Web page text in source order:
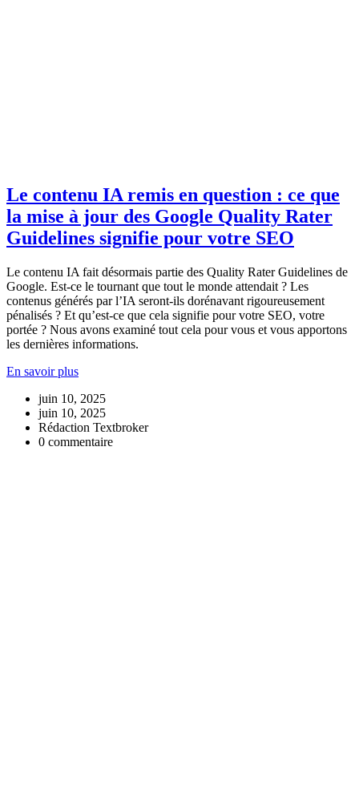
Le contenu IA remis en question : ce que
la mise à jour des Google Quality Rater
Guidelines signifie pour votre SEO
Le contenu IA fait désormais partie des Quality Rater Guidelines de
Google. Est-ce le tournant que tout le monde attendait ? Les
contenus générés par l’IA seront-ils dorénavant rigoureusement
pénalisés ? Et qu’est-ce que cela signifie pour votre SEO, votre
portée ? Nous avons examiné tout cela pour vous et vous apportons
les dernières informations.
En savoir plus
juin 10, 2025
juin 10, 2025
Rédaction Textbroker
0 commentaire